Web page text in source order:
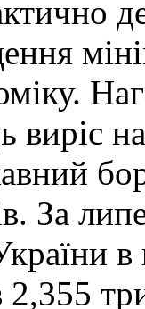
виріс
За
в
2,355